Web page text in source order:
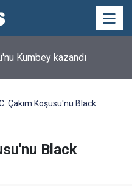
Kumbey kazandı
Çakım Koşusu'nu Black
Black